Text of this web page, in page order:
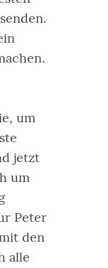
um
jetzt
um
Peter
den
alle